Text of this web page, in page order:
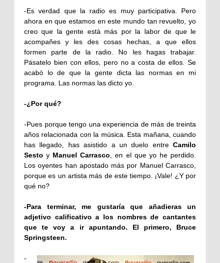
-Es verdad que la radio es muy participativa. Pero
ahora en que estamos en este mundo tan revuelto, yo
creo que la gente está más por la labor de que le
acompañes y les des cosas hechas, a que ellos
formen parte de la radio. No les hagas trabajar.
Pásatelo bien con ellos, pero no a costa de ellos. Se
acabó lo de que la gente dicta las normas en mi
programa. Las normas las dicto yo.
-¿Por qué?
-Pues porque tengo una experiencia de más de treinta
años relacionada con la música. Esta mañana, cuando
has llegado, has asistido a un duelo entre Camilo
Sesto y Manuel Carrasco, en el que yo he perdido.
Los oyentes han apostado más por Manuel Carrasco,
porque es un artista más de este tiempo. ¡Vale! ¿Y por
qué no?
-Para terminar, me gustaría que añadieras un
adjetivo calificativo a los nombres de cantantes
que te voy a ir apuntando. El primero, Bruce
Springsteen.
-